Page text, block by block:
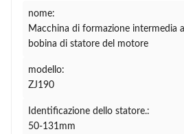
nome:
Macchina di formazione intermedia
bobina di statore del motore
modello:
ZJ190
Identificazione dello statore.:
50-131mm